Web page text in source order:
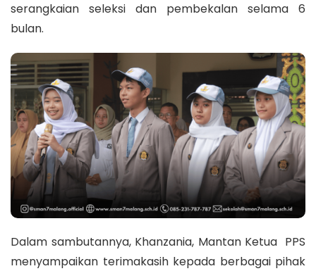
serangkaian seleksi dan pembekalan selama 6
bulan.
Dalam sambutannya, Khanzania, Mantan Ketua PPS
menyampaikan terimakasih kepada berbagai pihak